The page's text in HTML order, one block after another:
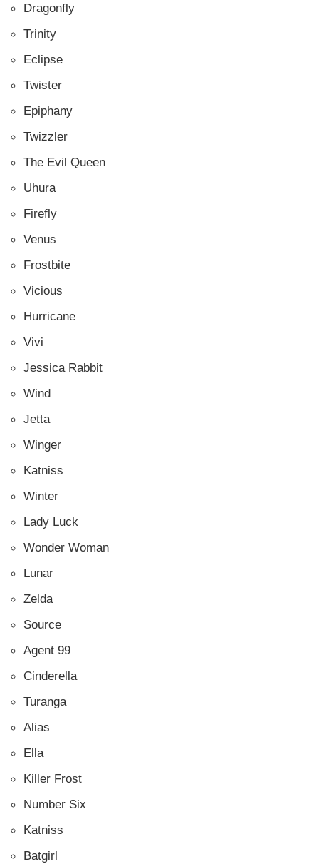
Dragonfly
Trinity
Eclipse
Twister
Epiphany
Twizzler
The Evil Queen
Uhura
Firefly
Venus
Frostbite
Vicious
Hurricane
Vivi
Jessica Rabbit
Wind
Jetta
Winger
Katniss
Winter
Lady Luck
Wonder Woman
Lunar
Zelda
Source
Agent 99
Cinderella
Turanga
Alias
Ella
Killer Frost
Number Six
Katniss
Batgirl